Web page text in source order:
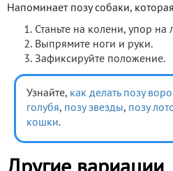
Напоминает позу собаки,
Станьте на колени, упор на
Выпрямите ноги и руки.
Зафиксируйте положение.
Узнайте, как делать позу
голубя, позу звезды, позу
кошки.